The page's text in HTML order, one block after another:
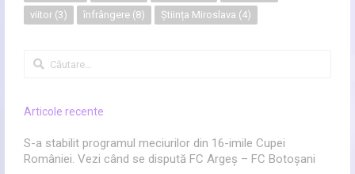
viitor(3) înfrângere(8) Știința Miroslava (4)
Caută
Articole recente
S-a stabilit programul meciurilor din 16-imile Cupei
României. Vezi când se dispută FC Argeș – FC Botoșani